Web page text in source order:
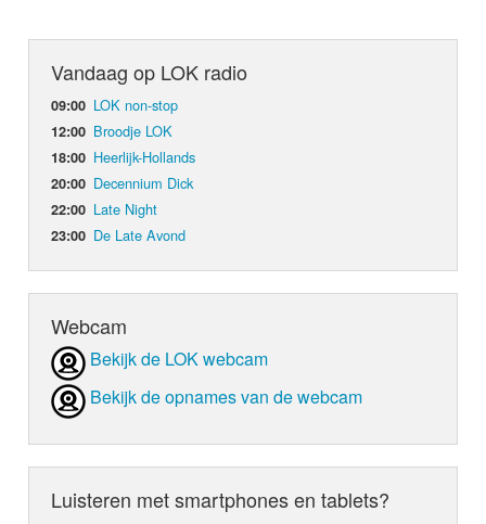
Nieuws
Webcam
Vandaag op LOK radio
09:00 LOK non-stop
12:00 Broodje LOK
18:00 Heerlijk-Hollands
20:00 Decennium Dick
22:00 Late Night
23:00 De Late Avond
Webcam
Bekijk de LOK webcam
Bekijk de opnames van de webcam
Luisteren met smartphones en tablets?